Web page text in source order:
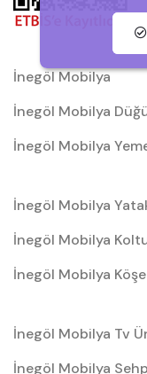
İnegöl Mobilya
İnegöl Mobilya
İnegöl Mobilya
İnegöl Mobilya
İnegöl Mobilya
İnegöl Mobilya Köşe
İnegöl Mobilya Tv
İnegöl Mobilya